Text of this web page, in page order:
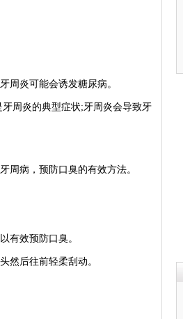
炎可能会诱发糖尿病。
周炎的典型症状;牙周炎会导致牙
病，预防口臭的有效方法。
效预防口臭。
后往前轻柔刮动。